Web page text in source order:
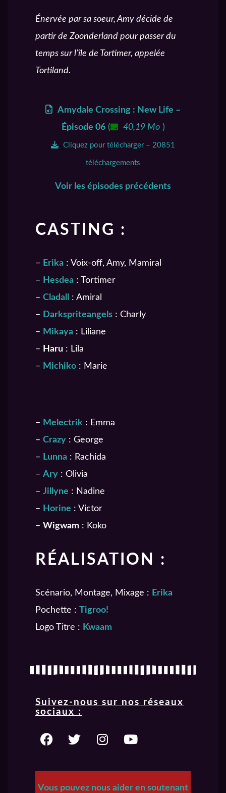
Énervée par sa soeur, Amy décide de
partir de Zoonderland pour passer du
temps sur l’île de Tortimer, appelée
Tortiland.
Amydale Crossing : New Life –
Épisode 06( 40,19 Mo )
Cliquez pour télécharger – 20851
téléchargements
Voir les épisodes précédents
CASTING :
– Erika : Voix-off, Amy, Mamiral
– Hesdea : Tortimer
– Cladall
: Amiral
– Darkspriteangels : Charly
– Mikaya : Liliane
– Haru : Lila
– Michiko : Marie
– Melectrik : Emma
– Crazy : George
– Lunna : Rachida
– Ary : Olivia
– Jillyne : Nadine
– Horine : Victor
– Wigwam : Koko
RÉALISATION :
Scénario, Montage, Mixage : Erika
Pochette : Tigroo!
Logo Titre : Kwaam
Suivez-nous sur nos réseaux
sociaux :
Vous pouvez nous aider en soutenant